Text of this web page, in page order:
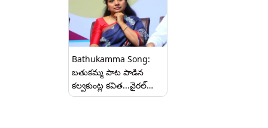
Bathukamma Song:
బతుకమ్మ పాట పాడిన
కల్వకుంట్ల కవిత...వైరల్
వీడియో మీ కోసం..